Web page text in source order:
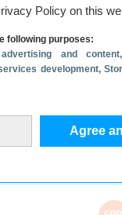
Policy on this
following purposes:
and
development,
Agree
Bekijk bij Amazon